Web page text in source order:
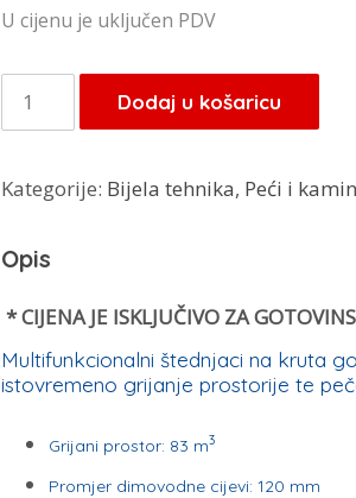
U cijenu je uključen PDV
Štednjaci
za
i
Alfa
55
Alfa
količina
Dodaj u košaricu
Kategorije: Bijela tehnika, Peći i
Opis
* CIJENA JE ISKLJUČIVO ZA
Multifunkcionalni štednjaci na kruta
istovremeno grijanje prostorije te
Grijani prostor: 83 m3
Promjer dimovodne cijevi: 120 mm